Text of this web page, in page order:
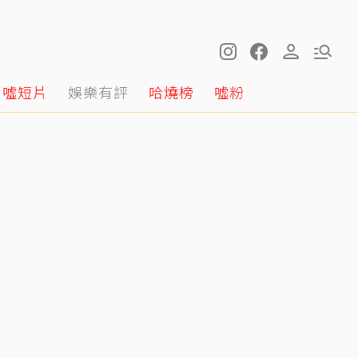
噓短片 娛樂有評 哈燒榜 噓粉